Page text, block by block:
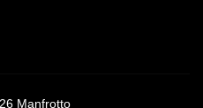
Manfrotto